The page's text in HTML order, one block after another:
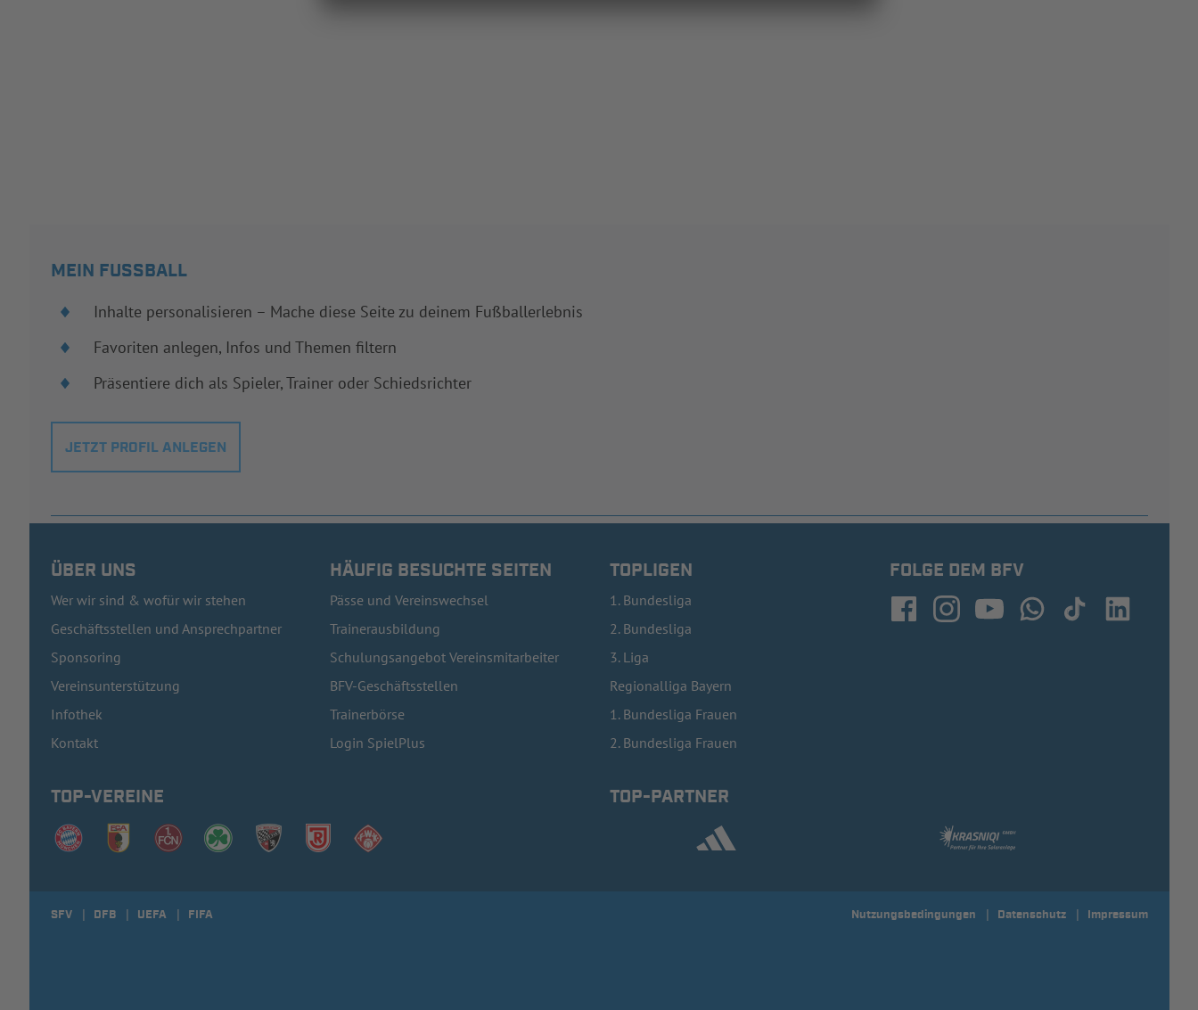
MEIN FUSSBALL
Inhalte personalisieren – Mache diese Seite zu deinem Fußballerlebnis
Favoriten anlegen, Infos und Themen filtern
Präsentiere dich als Spieler, Trainer oder Schiedsrichter
JETZT PROFIL ANLEGEN
ÜBER UNS
Wer wir sind & wofür wir stehen
Geschäftsstellen und Ansprechpartner
Sponsoring
Vereinsunterstützung
Infothek
Kontakt
HÄUFIG BESUCHTE SEITEN
Pässe und Vereinswechsel
Trainerausbildung
Schulungsangebot Vereinsmitarbeiter
BFV-Geschäftsstellen
Trainerbörse
Login SpielPlus
TOPLIGEN
1. Bundesliga
2. Bundesliga
3. Liga
Regionalliga Bayern
1. Bundesliga Frauen
2. Bundesliga Frauen
FOLGE DEM BFV
TOP-VEREINE TOP-PARTNER
SFV DFB UEFA FIFA Nutzungsbedingungen Datenschutz Impressum